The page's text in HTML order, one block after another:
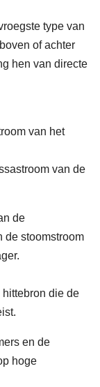
type van
of achter
hen van directe
van het
van de
de
de stoomstroom
die de
en de
hoge